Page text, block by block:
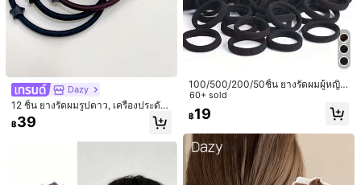
มีประโยชน์ (0)
วัสดุ: โลหะผสมเหล็ก
ดูเพิ่มเติม
KAMENG
4.91
4.7K ผู้ติดตาม
4.7K ผู้ติดตาม
กำลังติดตาม
290K ชิ้นที่ขายไปเมื่อเร็วๆ นี้ 44K ซื้อซ้ำ
Dazy
12 ชิ้น ยางรัดผมรูปดาว, เครื่องประดับ
ผม, อุปกรณ์ออกกำลังกาย, ยางรัดผม, เ
ครื่องประดับผม, ที่รัดผมหางม้า, ยางรัด
ผม, ยางรัดผม, ยางรัดผม, ที่คาดผม, บ้า
฿39
100/500/200/50ชิ้น ยางรัดผมผู้หญิง
สีดำ แฟชั่นมินิมอล ยืดหยุ่นสูง หนา สำ
หรับชุดฤดูใบไม้ร่วง ที่รัดหางม้า อุปกร
ณ์เสริมผม
60+ sold
฿19